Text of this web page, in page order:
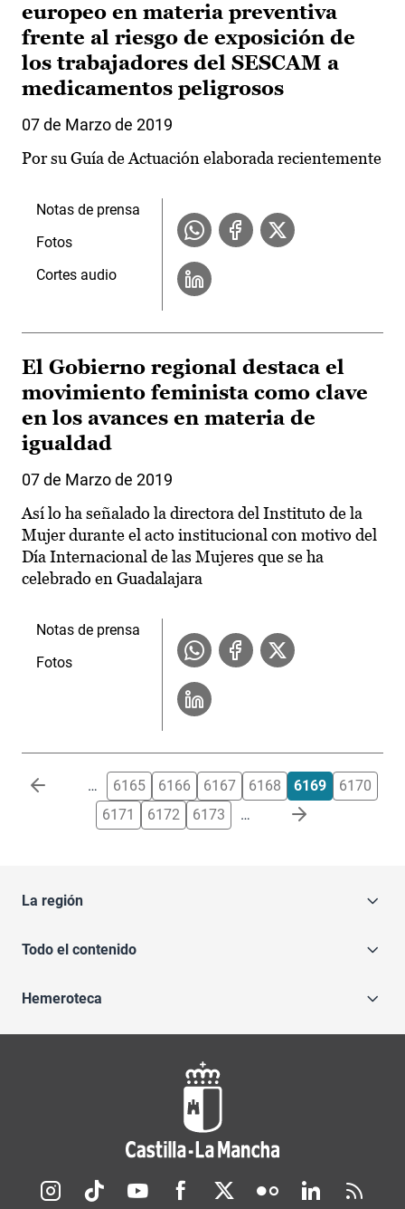
europeo en materia preventiva
frente al riesgo de exposición de
los trabajadores del SESCAM a
medicamentos peligrosos
07 de Marzo de 2019
Por su Guía de Actuación elaborada recientemente
Notas de prensa
Fotos
Cortes audio
El Gobierno regional destaca el
movimiento feminista como clave
en los avances en materia de
igualdad
07 de Marzo de 2019
Así lo ha señalado la directora del Instituto de la
Mujer durante el acto institucional con motivo del
Día Internacional de las Mujeres que se ha
celebrado en Guadalajara
Notas de prensa
Fotos
Paginación … 6165 6166 6167 6168 6169
6170
6171
6172 6173 …
La región
Todo el contenido
Hemeroteca
Redes sociales JCCM